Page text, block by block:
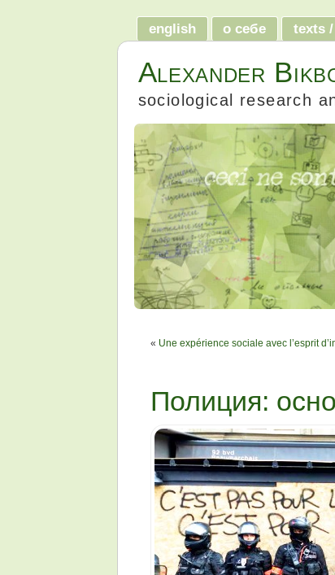
english о себе texts
Alexander
sociological research
« Une expérience sociale avec l’esprit
Полиция: